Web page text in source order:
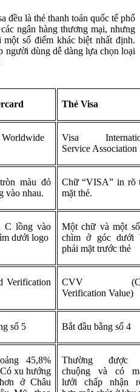
đều là thẻ thanh toán quốc tế phổ
ngân hàng thương mại, nhưng
số điểm khác biệt nhất định.
người dùng dễ dàng lựa chọn loại
Thẻ Visa
Worldwide
Visa
Service Association
màu đỏ
vào nhau.
Chữ “VISA” in rõ
mặt thẻ.
C lồng vào
dưới logo
Một chữ và một
chìm ở góc dưới
phải mặt trước thẻ
Verification
CVV
Verification Value)
số 5 Bắt đầu bằng số 4
45,8%
xu hướng
ở Châu
Thường được
chuộng và có
lưới chấp nhận